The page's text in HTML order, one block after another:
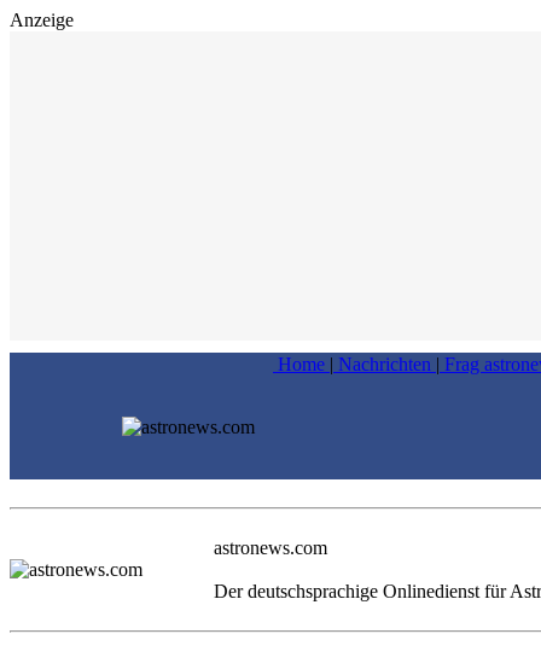
Anzeige
Home | Nachrichten | Frag
astronews.com
Der deutschsprachige Onlinedienst für